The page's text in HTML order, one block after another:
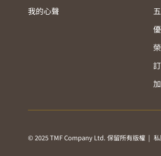
我的心聲
© 2025 TMF Company Ltd. 保留所有版權 |